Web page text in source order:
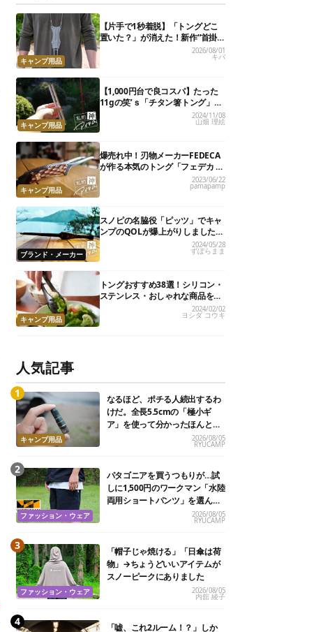
キャンプ用品
【片手で1秒着脱】「トングどこ
置いた？」が消えた！新作“首掛
けトング”、男心くすぐるギミッ
2026/08/01
キバ
キャンプ用品
【1,000円台で良コスパ】たった
11gの笑’ｓ「チタン箸トング」
が、キャンプ飯のストレスを解消
2024/11/08
山畑 理絵
キャンプ用品
爆売れ中！刃物メーカーFEDECA
が作る本気のトング「フェデカ ク
レバートング」【私的神アイテ
2023/06/22
pamapamp
ブランド・メーカー
スノピの名脇役「ピッツ」でキャ
ンプのQOLが爆上がりしました
【私的神アイテム】
2024/05/28
ずぼらまま
キャンプ用品
トングおすすめ38選！シリコン・
ステンレス・おしゃれな商品を紹
介
2024/02/02
ヨシダ コウキ
人気記事
キャンプ用品
なるほど、ポチる人続出するわ
けだ。全長5.5cmの「極小ギ
ア」を使って分かったほんとの
2026/08/05
RYUCAMP
ファッション・ウェア
パタゴニアを買うつもりが…試
しに1,500円のワークマン「水陸
両用ショートパンツ」を選んだ
2026/08/05
RYUCAMP
ファッション・ウェア
「帽子じゃ焼ける」「日傘は荷
物」→ちょうどいいアイテムが
スノーピークにありました
2026/08/05
内舘 綾子
「嘘、これ2ルーム！？」しか